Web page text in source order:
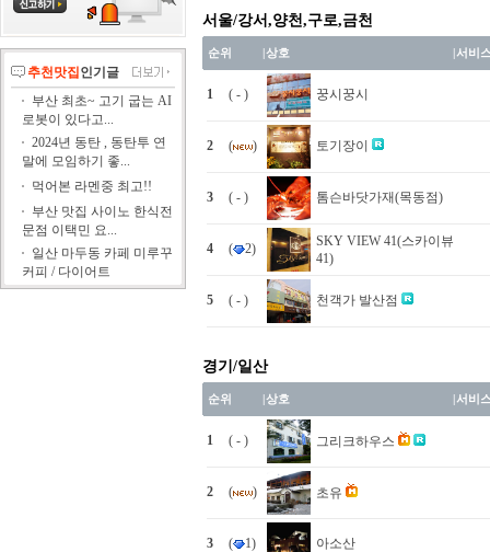
추천맛집 인기글
부산 최초~ 고기 굽는 AI
로봇이 있다고...
2024년 동탄 , 동탄투 연
말에 모임하기 좋...
먹어본 라멘중 최고!!
부산 맛집 사이노 한식전
문점 이택민 요...
일산 마두동 카페 미루꾸
커피 / 다이어트
서울/강서,양천,구로,금천
순위 |상호 |서비
1 ( - ) 꿍시꿍시
2 ( ) 토기장이
3 ( - ) 톰슨바닷가재(목동점)
4 ( 2)
SKY VIEW 41(스카이뷰
41)
5 ( - ) 천객가 발산점
경기/일산
순위 |상호 |서비
1 ( - ) 그리크하우스
2 ( ) 초유
3 ( 1) 아소산